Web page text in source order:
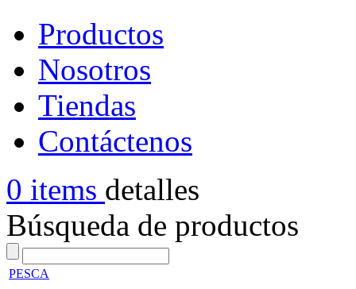
Productos
Nosotros
Tiendas
Contáctenos
0 items detalles
Búsqueda de productos
PESCA